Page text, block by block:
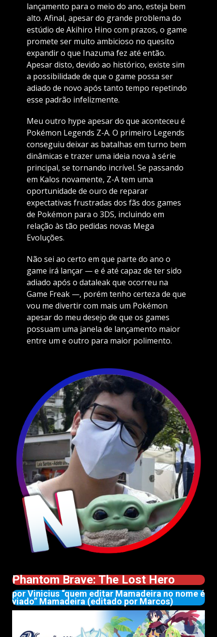
lançamento para o meio do ano, esteja bem
alto. Afinal, apesar do grande problema do
estúdio de Akihiro Hino com prazos, o game
promete ser muito ambicioso no quesito
expandir o que Inazuma fez até então.
Apesar disto, devido ao histórico, existe sim
a possibilidade de que o game possa ser
adiado de novo após tanto tempo repetindo
esse padrão infelizmente.
Meu outro hype apesar do que aconteceu é
Pokémon Legends Z-A. O primeiro Legends
conseguiu deixar as batalhas em turno bem
dinâmicas e trazer uma ideia nova à série
principal, se tornando incrível. Se passando
em Kalos novamente, Z-A tem uma
oportunidade de ouro de reparar
expectativas frustradas dos fãs dos games
de Pokémon para o 3DS, incluindo em
relação às tão pedidas novas Mega
Evoluções.
Não sei ao certo em que parte do ano o
game irá lançar — e é até capaz de ter sido
adiado após o dataleak que ocorreu na
Game Freak —, porém tenho certeza de que
vou me divertir com mais um Pokémon
apesar do meu desejo de que os games
possuam uma janela de lançamento maior
entre um e outro para maior polimento.
Phantom Brave: The Lost Hero
por Vinicius “quem editar Mamadeira no nome é
viado” Mamadeira (editado por Marcos)